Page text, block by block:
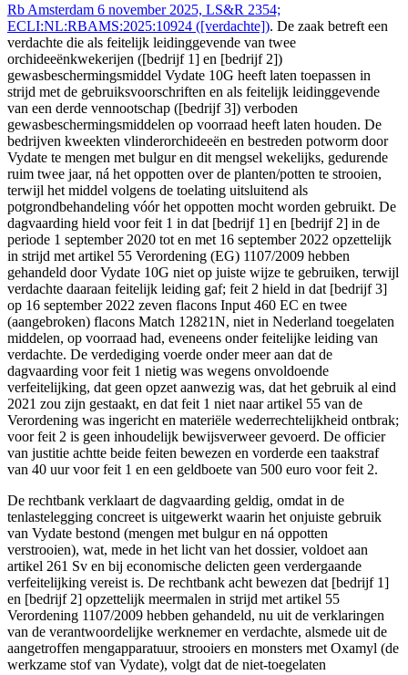
Rb Amsterdam 6 november 2025, LS&R 2354;
ECLI:NL:RBAMS:2025:10924 ([verdachte]). De zaak betreft een
verdachte die als feitelijk leidinggevende van twee
orchideeënkwekerijen ([bedrijf 1] en [bedrijf 2])
gewasbeschermingsmiddel Vydate 10G heeft laten toepassen in
strijd met de gebruiksvoorschriften en als feitelijk leidinggevende
van een derde vennootschap ([bedrijf 3]) verboden
gewasbeschermingsmiddelen op voorraad heeft laten houden. De
bedrijven kweekten vlinderorchideeën en bestreden potworm door
Vydate te mengen met bulgur en dit mengsel wekelijks, gedurende
ruim twee jaar, ná het oppotten over de planten/potten te strooien,
terwijl het middel volgens de toelating uitsluitend als
potgrondbehandeling vóór het oppotten mocht worden gebruikt. De
dagvaarding hield voor feit 1 in dat [bedrijf 1] en [bedrijf 2] in de
periode 1 september 2020 tot en met 16 september 2022 opzettelijk
in strijd met artikel 55 Verordening (EG) 1107/2009 hebben
gehandeld door Vydate 10G niet op juiste wijze te gebruiken, terwijl
verdachte daaraan feitelijk leiding gaf; feit 2 hield in dat [bedrijf 3]
op 16 september 2022 zeven flacons Input 460 EC en twee
(aangebroken) flacons Match 12821N, niet in Nederland toegelaten
middelen, op voorraad had, eveneens onder feitelijke leiding van
verdachte. De verdediging voerde onder meer aan dat de
dagvaarding voor feit 1 nietig was wegens onvoldoende
verfeitelijking, dat geen opzet aanwezig was, dat het gebruik al eind
2021 zou zijn gestaakt, en dat feit 1 niet naar artikel 55 van de
Verordening was ingericht en materiële wederrechtelijkheid ontbrak;
voor feit 2 is geen inhoudelijk bewijsverweer gevoerd. De officier
van justitie achtte beide feiten bewezen en vorderde een taakstraf
van 40 uur voor feit 1 en een geldboete van 500 euro voor feit 2.
De rechtbank verklaart de dagvaarding geldig, omdat in de
tenlastelegging concreet is uitgewerkt waarin het onjuiste gebruik
van Vydate bestond (mengen met bulgur en ná oppotten
verstrooien), wat, mede in het licht van het dossier, voldoet aan
artikel 261 Sv en bij economische delicten geen verdergaande
verfeitelijking vereist is. De rechtbank acht bewezen dat [bedrijf 1]
en [bedrijf 2] opzettelijk meermalen in strijd met artikel 55
Verordening 1107/2009 hebben gehandeld, nu uit de verklaringen
van de verantwoordelijke werknemer en verdachte, alsmede uit de
aangetroffen mengapparatuur, strooiers en monsters met Oxamyl (de
werkzame stof van Vydate), volgt dat de niet-toegelaten